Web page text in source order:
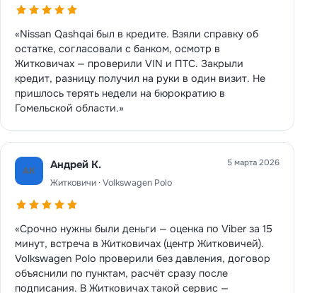
«Nissan Qashqai был в кредите. Взяли справку об
остатке, согласовали с банком, осмотр в
Житковичах — проверили VIN и ПТС. Закрыли
кредит, разницу получил на руки в один визит. Не
пришлось терять недели на бюрократию в
Гомельской области.»
АК Андрей К.
Житковичи · Volkswagen Polo
5 марта 2026
«Срочно нужны были деньги — оценка по Viber за 15
минут, встреча в Житковичах (центр Житковичей).
Volkswagen Polo проверили без давления, договор
объяснили по пунктам, расчёт сразу после
подписания. В Житковичах такой сервис —